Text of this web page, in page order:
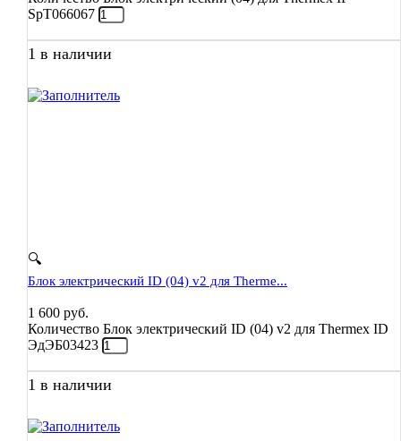
SpT066067
1 в наличии
🔍
Блок электрический ID (04) v2 для Therme...
1 600 руб.
Количество Блок электрический ID (04) v2 для Thermex ID
ЭдЭБ03423
1 в наличии